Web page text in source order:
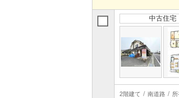
中古住宅
2階建て 南道路